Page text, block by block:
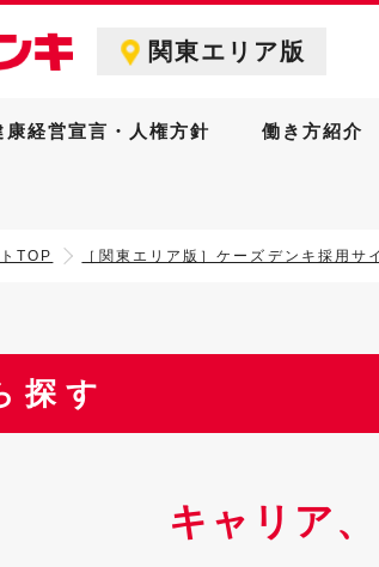
関東エリア版
康経営宣言・人権方針 働き方紹介
TOP ［関東エリア版］ケーズデンキ採用サ
探す
キャリア